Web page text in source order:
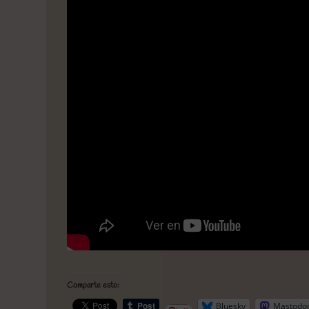
Comparte esto:
Bluesky